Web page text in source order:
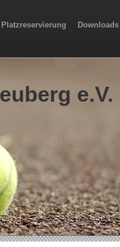
Platzreservierung Downloads
e.V.